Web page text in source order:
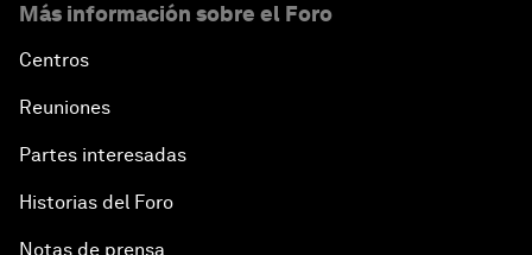
Más información sobre el Foro
Centros
Reuniones
Partes interesadas
Historias del Foro
Notas de prensa